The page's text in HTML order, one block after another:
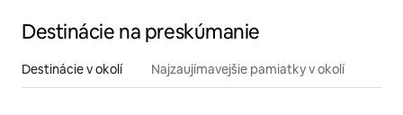
Destinácie na preskúmanie
Destinácie v okolí Najzaujímavejšie pamiatky v okolí